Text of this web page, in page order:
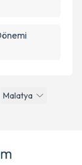
Malatya